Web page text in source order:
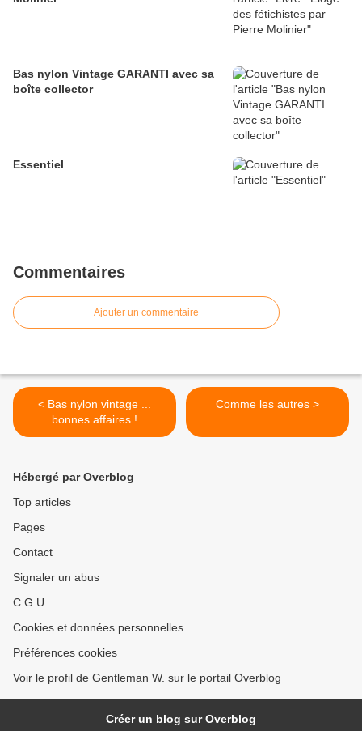
Bas nylon Vintage GARANTI avec sa
boîte collector
Essentiel
Commentaires
Ajouter un commentaire
< Bas nylon vintage ...
bonnes affaires !
Comme les autres >
Hébergé par Overblog
Top articles
Pages
Contact
Signaler un abus
C.G.U.
Cookies et données personnelles
Préférences cookies
Voir le profil de Gentleman W. sur le portail Overblog
Créer un blog sur Overblog